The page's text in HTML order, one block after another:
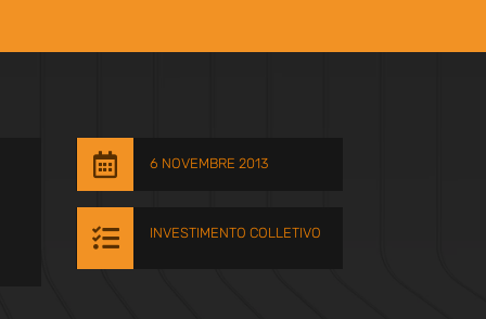
 6 NOVEMBRE 2013
 INVESTIMENTO COLLETIVO